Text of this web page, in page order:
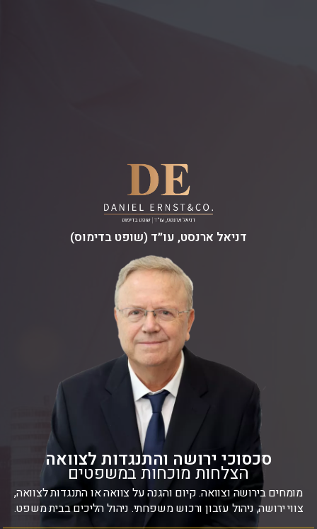
דניאל ארנסט, עו״ד (שופט בדימוס)
סכסוכי ירושה והתנגדות לצוואה
הצלחות מוכחות במשפטים
מומחים בירושה וצוואה. קיום והגנה על צוואה או התנגדות לצוואה,
צווי ירושה, ניהול עזבון ורכוש משפחתי. ניהול הליכים בבית משפט.